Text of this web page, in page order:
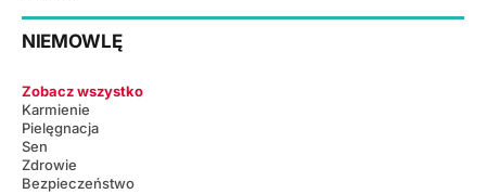
NIEMOWLĘ
Zobacz wszystko
Karmienie
Pielęgnacja
Sen
Zdrowie
Bezpieczeństwo